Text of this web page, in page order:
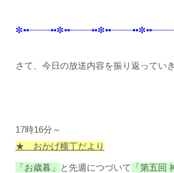
さて、今日の放送内容を振り返ってい
17時16分～
★ おかげ横丁だより
「お歳暮」 と先週につづいて
「第五回